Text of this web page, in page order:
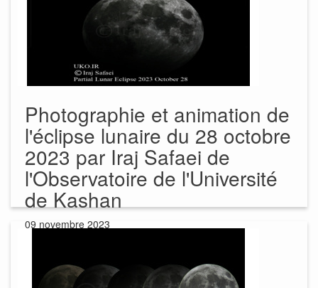
Photographie et animation de
l'éclipse lunaire du 28 octobre
2023 par Iraj Safaei de
l'Observatoire de l'Université
de Kashan
09 novembre 2023